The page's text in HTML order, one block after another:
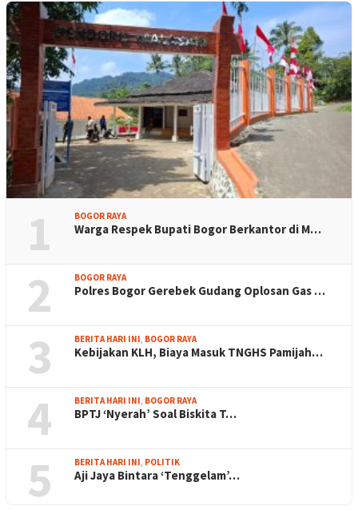
1 BOGOR RAYA
Warga Respek Bupati Bogor Berkantor di M…
2 BOGOR RAYA
Polres Bogor Gerebek Gudang Oplosan Gas …
3 BERITA HARI INI BOGOR RAYA
Kebijakan KLH, Biaya Masuk TNGHS Pamijah…
4 BERITA HARI INI BOGOR RAYA
BPTJ ‘Nyerah’ Soal Biskita T…
5 BERITA HARI INI POLITIK
Aji Jaya Bintara ‘Tenggelam’…